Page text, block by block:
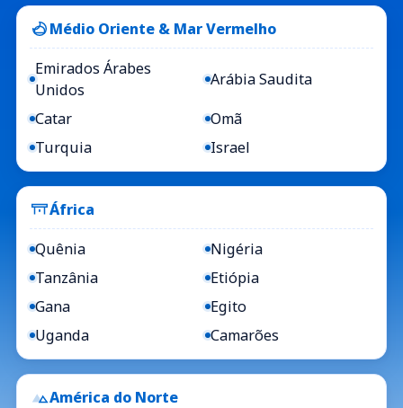
Médio Oriente & Mar Vermelho
Emirados Árabes
Unidos
Arábia Saudita
Catar
Omã
Turquia
Israel
África
Quênia
Nigéria
Tanzânia
Etiópia
Gana
Egito
Uganda
Camarões
América do Norte